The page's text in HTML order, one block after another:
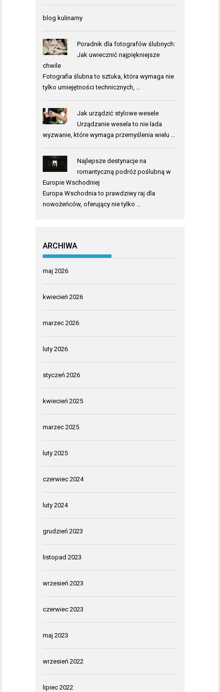
blog kulinarny
Poradnik dla fotografów ślubnych:
Jak uwiecznić najpiękniejsze
chwile
Fotografia ślubna to sztuka, która wymaga nie
tylko umiejętności technicznych, …
Jak urządzić stylowe wesele
Urządzanie wesela to nie lada
wyzwanie, które wymaga przemyślenia wielu …
Najlepsze destynacje na
romantyczną podróż poślubną w
Europie Wschodniej
Europa Wschodnia to prawdziwy raj dla
nowożeńców, oferujący nie tylko …
ARCHIWA
maj 2026
kwiecień 2026
marzec 2026
luty 2026
styczeń 2026
kwiecień 2025
marzec 2025
luty 2025
czerwiec 2024
luty 2024
grudzień 2023
listopad 2023
wrzesień 2023
czerwiec 2023
maj 2023
wrzesień 2022
lipiec 2022